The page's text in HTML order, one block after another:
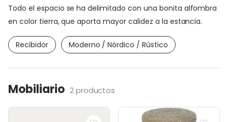
Todo el espacio se ha delimitado con una bonita alfombra
en color tierra, que aporta mayor calidez a la estancia.
Recibidor Moderno / Nórdico / Rústico
Mobiliario 2 productos